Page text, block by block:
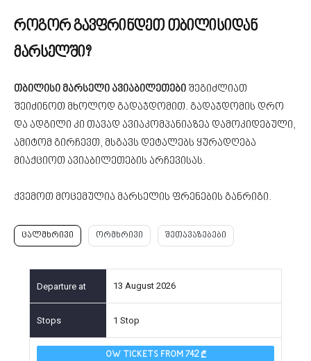
როგორ გავფრინდეთ თბილისიდან
მარსელში?
თბილისი მარსელი ავიაბილეთები შეგიძლიათ
შეიძინოთ მხოლოდ გადაჯდომით. გადაჯდომის დრო
და ადგილი კი თავად ავიაკომპანიაზეა დამოკიდებული,
ამიტომ გირჩევთ, მსგავს დეტალებს ყურადღება
მიაქციოთ ავიაბილეთების არჩევისას.
ქვემოთ მოცემულია მარსელის ფრენების განრიგი.
ცალმხრივი ორმხრივი შეთავაზებები
13 August 2026
1 Stop
OW TICKETS FROM 742